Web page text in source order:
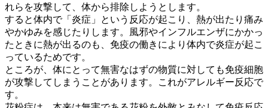
れらを攻撃して、体から排除しようとします。
すると体内で「炎症」という反応が起こり、熱が出たり痛み
やかゆみを感じたりします。風邪やインフルエンザにかかっ
たときに熱が出るのも、免疫の働きにより体内で炎症が起こ
っているためです。
ところが、体にとって無害なはずの物質に対しても免疫細胞
が攻撃してしまうことがあります。これがアレルギー反応で
す。